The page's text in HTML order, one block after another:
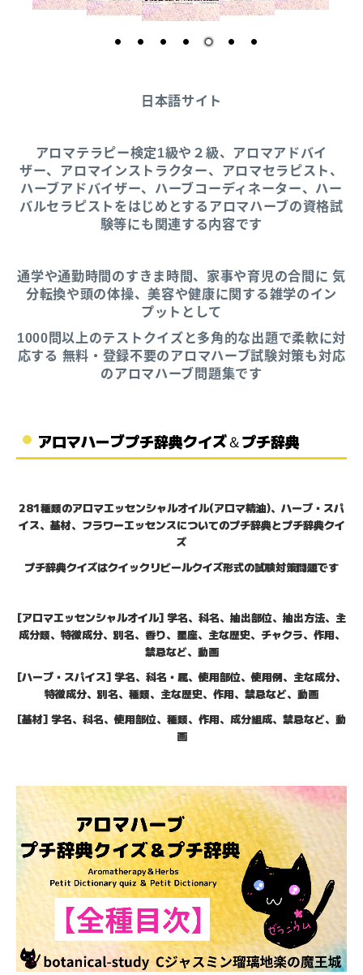
日本語サイト
アロマテラピー検定1級や２級、アロマアドバイ
ザー、アロマインストラクター、アロマセラピスト、
ハーブアドバイザー、ハーブコーディネーター、ハー
バルセラピストをはじめとするアロマハーブの資格試
験等にも関連する内容です
通学や通勤時間のすきま時間、家事や育児の合間に 気
分転換や頭の体操、美容や健康に関する雑学のイン
プットとして
1000問以上のテストクイズと多角的な出題で柔軟に対
応する 無料・登録不要のアロマハーブ試験対策も対応
のアロマハーブ問題集です
アロマハーブプチ辞典クイズ＆プチ辞典
281種類のアロマエッセンシャルオイル(アロマ精油)、ハーブ・スパ
イス、基材、フラワーエッセンスについてのプチ辞典とプチ辞典クイ
ズ
プチ辞典クイズはクイックリビールクイズ形式の試験対策問題です
[アロマエッセンシャルオイル] 学名、科名、抽出部位、抽出方法、主
成分類、特徴成分、別名、香り、星座、主な歴史、チャクラ、作用、
禁忌など、動画
[ハーブ・スパイス] 学名、科名・属、使用部位、使用例、主な成分、
特徴成分、別名、種類、主な歴史、作用、禁忌など、動画
[基材] 学名、科名、使用部位、種類、作用、成分組成、禁忌など、動
画